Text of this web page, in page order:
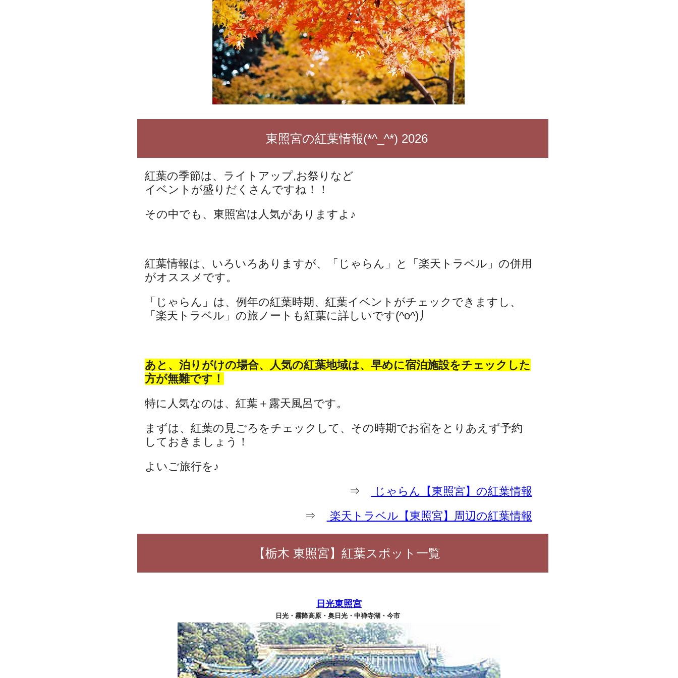
東照宮の紅葉情報(*^_^*) 2026
紅葉の季節は、ライトアップ,お祭りなど
イベントが盛りだくさんですね！！
その中でも、東照宮は人気がありますよ♪
紅葉情報は、いろいろありますが、「じゃらん」と「楽天トラベル」の併用
がオススメです。
「じゃらん」は、例年の紅葉時期、紅葉イベントがチェックできますし、
「楽天トラベル」の旅ノートも紅葉に詳しいです(^o^)丿
あと、泊りがけの場合、人気の紅葉地域は、早めに宿泊施設をチェックした
方が無難です！
特に人気なのは、紅葉＋露天風呂です。
まずは、紅葉の見ごろをチェックして、その時期でお宿をとりあえず予約
しておきましょう！
よいご旅行を♪
⇒
じゃらん【東照宮】の紅葉情報
⇒
楽天トラベル【東照宮】周辺の紅葉情報
【栃木 東照宮】紅葉スポット一覧
日光東照宮
日光・霧降高原・奥日光・中禅寺湖・今市